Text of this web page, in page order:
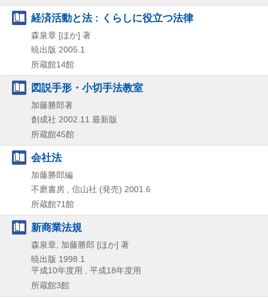
経済活動と法 : くらしに役立つ法律
森泉章 [ほか] 著
暁出版 2005.1
所蔵館14館
図説手形・小切手法教室
加藤勝郎著
創成社 2002.11 最新版
所蔵館45館
会社法
加藤勝郎編
不磨書房 , 信山社 (発売) 2001.6
所蔵館71館
新商業法規
森泉章, 加藤勝郎 [ほか] 著
暁出版 1998.1
平成10年度用 , 平成18年度用
所蔵館3館